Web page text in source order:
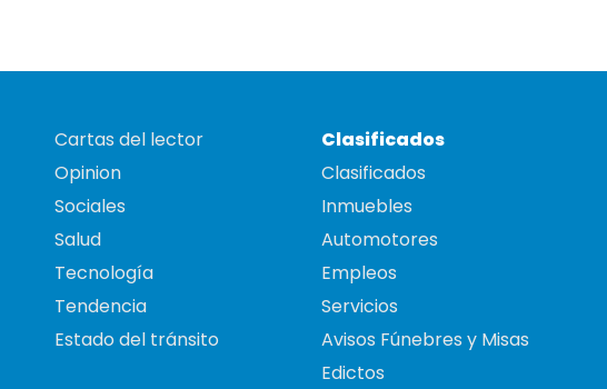
Cartas del lector
Opinion
Sociales
Salud
Tecnología
Tendencia
Estado del tránsito
Clasificados
Clasificados
Inmuebles
Automotores
Empleos
Servicios
Avisos Fúnebres y Misas
Edictos